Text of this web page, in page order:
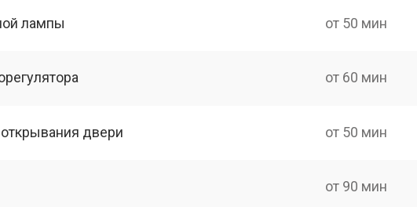
лампы от 50 мин
от 60 мин
двери от 50 мин
от 90 мин